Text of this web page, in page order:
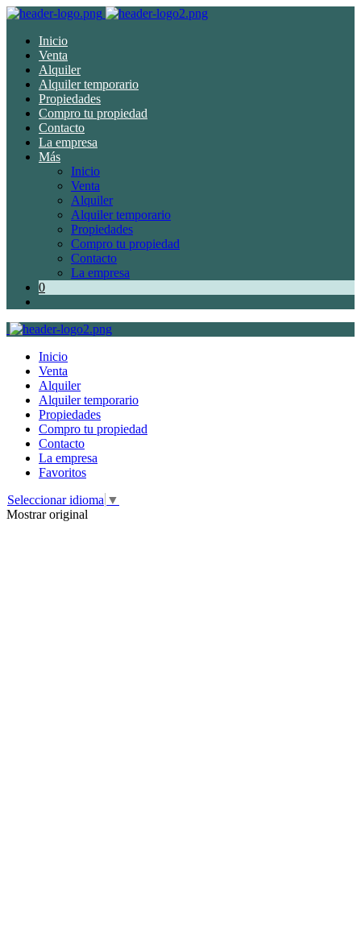
Inicio
Venta
Alquiler
Alquiler temporario
Propiedades
Compro tu propiedad
Contacto
La empresa
Más
Inicio
Venta
Alquiler
Alquiler temporario
Propiedades
Compro tu propiedad
Contacto
La empresa
0
Inicio
Venta
Alquiler
Alquiler temporario
Propiedades
Compro tu propiedad
Contacto
La empresa
Favoritos
Seleccionar idioma ▼
Mostrar original